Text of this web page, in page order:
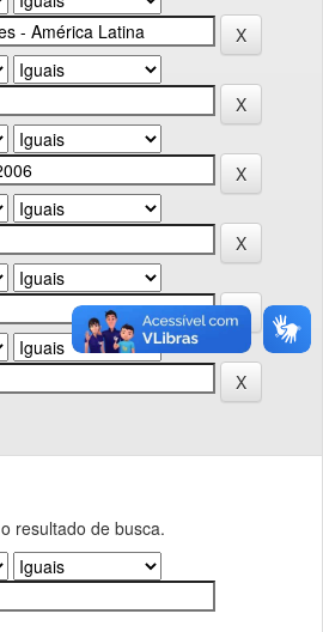
resultado de busca.